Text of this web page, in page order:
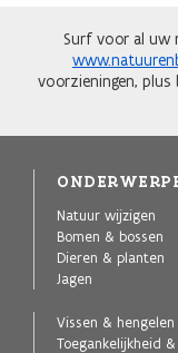
Surf voor al uw
voorzieningen,
Natuur wijzigen
Bomen & bossen
Dieren & planten
Jagen
Vissen & hengelen
Toegankelijkheid